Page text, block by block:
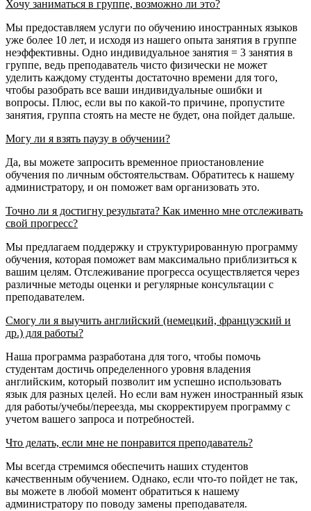
Хочу заниматься в группе, возможно ли это?
Мы предоставляем услуги по обучению иностранных языков
уже более 10 лет, и исходя из нашего опыта занятия в группе
неэффективны. Одно индивидуальное занятия = 3 занятия в
группе, ведь преподаватель чисто физически не может
уделить каждому студенты достаточно времени для того,
чтобы разобрать все ваши индивидуальные ошибки и
вопросы. Плюс, если вы по какой-то причине, пропустите
занятия, группа стоять на месте не будет, она пойдет дальше.
Могу ли я взять паузу в обучении?
Да, вы можете запросить временное приостановление
обучения по личным обстоятельствам. Обратитесь к нашему
администратору, и он поможет вам организовать это.
Точно ли я достигну результата? Как именно мне отслеживать
свой прогресс?
Мы предлагаем поддержку и структурированную программу
обучения, которая поможет вам максимально приблизиться к
вашим целям. Отслеживание прогресса осуществляется через
различные методы оценки и регулярные консультации с
преподавателем.
Смогу ли я выучить английский (немецкий, французский и
др.) для работы?
Наша программа разработана для того, чтобы помочь
студентам достичь определенного уровня владения
английским, который позволит им успешно использовать
язык для разных целей. Но если вам нужен иностранный язык
для работы/учебы/переезда, мы скорректируем программу с
учетом вашего запроса и потребностей.
Что делать, если мне не понравится преподаватель?
Мы всегда стремимся обеспечить наших студентов
качественным обучением. Однако, если что-то пойдет не так,
вы можете в любой момент обратиться к нашему
администратору по поводу замены преподавателя.